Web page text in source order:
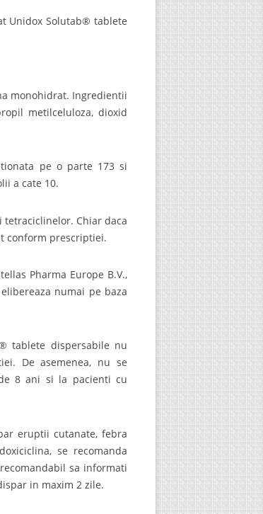
Unidox Solutab® tablete
monohidrat. Ingredientii
metilceluloza, dioxid
pe o parte 173 si
a cate 10.
Chiar daca
conform prescriptiei.
Pharma Europe B.V.,
numai pe baza
tablete dispersabile nu
De asemenea, nu se
8 ani si la pacienti cu
eruptii cutanate, febra
se recomanda
sa informati
in maxim 2 zile.